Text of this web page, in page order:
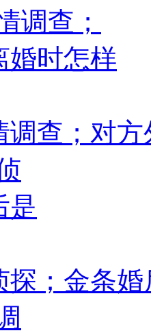
调查；对
探；金条